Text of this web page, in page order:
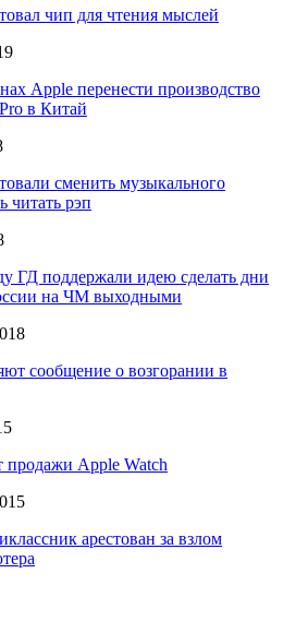
чип для чтения мыслей
Apple перенести производство
в Китай
сменить музыкального
читать рэп
ГД поддержали идею сделать дни
на ЧМ выходными
сообщение о возгорании в
продажи Apple Watch
арестован за взлом